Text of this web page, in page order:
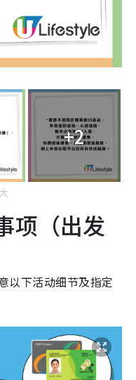
+2
项（出发
以下活动细节及指定